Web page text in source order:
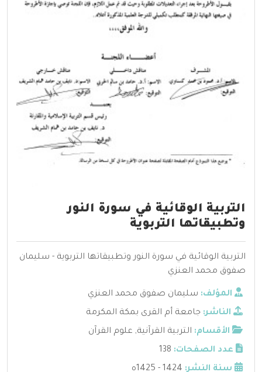
التربية الوقائية في سورة النور
وتطبيقاتها التربوية
التربية الوقائية في سورة النور وتطبيقاتها التربوية - سليمان
صفوق محمد العنزي
المؤلف: سليمان صفوق محمد العنزي
الناشر: جامعة أم القرى بمكة المكرمة
الأقسام: التربية القرآنية, علوم القرآن
عدد الصفحات: 138
سنة النشر: 1424 - 1425ه